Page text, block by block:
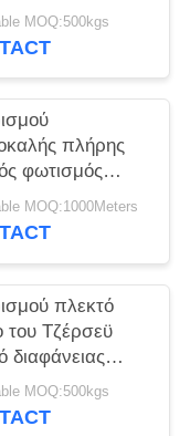
αισθητή
MOQ:500kgs
πλήρης
φωτισμός
MOQ:1000Meters
πλεκτό
του Τζέρσεϋ
διαφάνειας
FR
έμφυτο
MOQ:500kgs